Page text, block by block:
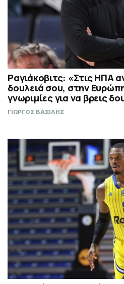
Ραγιάκοβιτς: «Στις ΗΠΑ
δουλειά σου, στην
γνωριμίες για να βρεις
ΓΙΩΡΓΟΣ ΒΑΣΙΛΗΣ